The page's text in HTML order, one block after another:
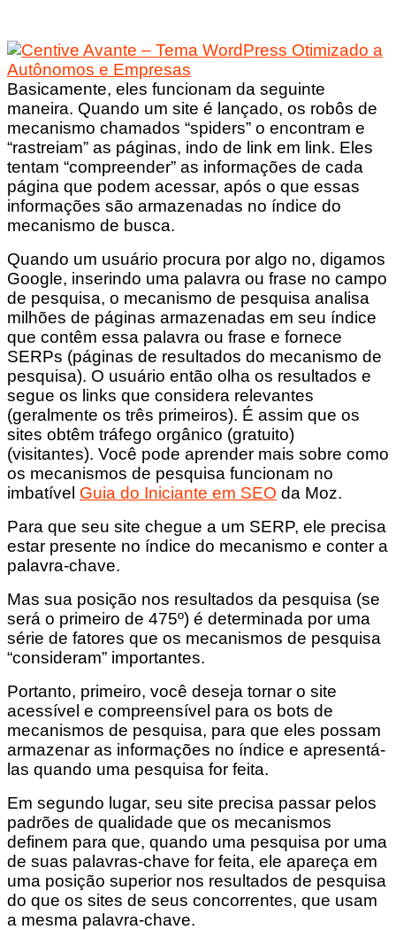
Basicamente, eles funcionam da seguinte
maneira. Quando um site é lançado, os robôs de
mecanismo chamados “spiders” o encontram e
“rastreiam” as páginas, indo de link em link. Eles
tentam “compreender” as informações de cada
página que podem acessar, após o que essas
informações são armazenadas no índice do
mecanismo de busca.
Quando um usuário procura por algo no, digamos
Google, inserindo uma palavra ou frase no campo
de pesquisa, o mecanismo de pesquisa analisa
milhões de páginas armazenadas em seu índice
que contêm essa palavra ou frase e fornece
SERPs (páginas de resultados do mecanismo de
pesquisa). O usuário então olha os resultados e
segue os links que considera relevantes
(geralmente os três primeiros). É assim que os
sites obtêm tráfego orgânico (gratuito)
(visitantes). Você pode aprender mais sobre como
os mecanismos de pesquisa funcionam no
imbatível Guia do Iniciante em SEO da Moz.
Para que seu site chegue a um SERP, ele precisa
estar presente no índice do mecanismo e conter a
palavra-chave.
Mas sua posição nos resultados da pesquisa (se
será o primeiro de 475º) é determinada por uma
série de fatores que os mecanismos de pesquisa
“consideram” importantes.
Portanto, primeiro, você deseja tornar o site
acessível e compreensível para os bots de
mecanismos de pesquisa, para que eles possam
armazenar as informações no índice e apresentá-
las quando uma pesquisa for feita.
Em segundo lugar, seu site precisa passar pelos
padrões de qualidade que os mecanismos
definem para que, quando uma pesquisa por uma
de suas palavras-chave for feita, ele apareça em
uma posição superior nos resultados de pesquisa
do que os sites de seus concorrentes, que usam
a mesma palavra-chave.